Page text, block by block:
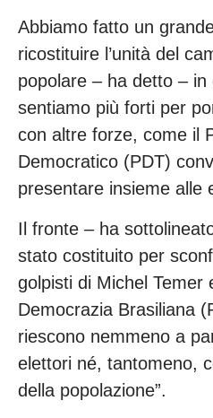
Abbiamo fatto un
ricostituire l’unità del
popolare – ha detto – in
sentiamo più forti per
con altre forze, come il
Democratico (PDT)
presentare insieme alle
Il fronte – ha
stato costituito per
golpisti di Michel Temer
Democrazia Brasiliana
riescono nemmeno a
elettori né, tantomeno,
della popolazione”.